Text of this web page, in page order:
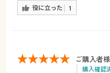
役に立った 1
ご購入者様
購入確認